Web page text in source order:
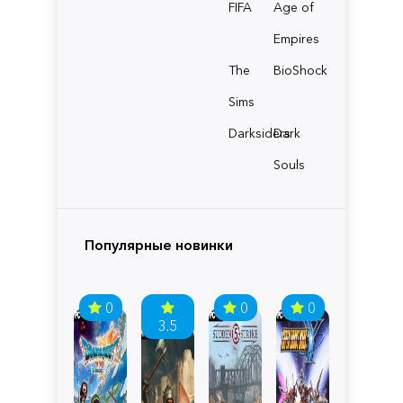
FIFA
Age of
Empires
The
Sims
BioShock
Darksiders
Dark
Souls
Популярные новинки
0
3.5
0 0